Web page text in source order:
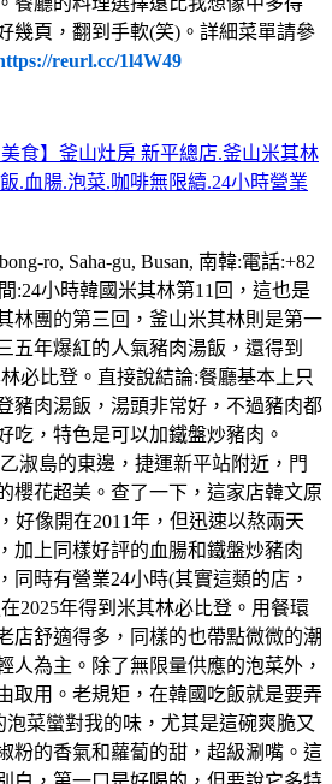
幾頁，翻到手軟(笑)。詳細菜單請參
reurl.cc/1l4W49
美食】釜山灶房 新平總店.釜山米其林
.血腸.泡菜.咖啡無限續.24小時營業
ro, Saha-gu, Busan, 南韓:電話:+82
:24小時韓國米其林第11回，這也是
林團的第三回，釜山米其林則是第一
五年爆紅的人氣豬肉湯飯，還得到
必比登。直接說結論:餐廳基本上只
豬肉湯飯，湯頭非常好，不過豬肉都
吃，特色是可以加鐵盤炒豬肉。
淑島的東邊，捷運新平站附近，門
櫻花超美。查了一下，這家店韓文原
好像開在2011年，但迅速以熬兩天
加上同樣好評的血腸和鐵盤炒豬肉
同時有營業24小時(其實這類的店，
2025年得到米其林必比登。用餐環
店舒適得多，同樣的也帶點微微的潮
人為主。除了無限量供應的泡菜外，
取用。老規矩，在韓國吃飯就是要弄
菜蠻對我的味，尤其是這碗爽脆又
粉的香氣和蘿蔔的甜，超級涮嘴。這